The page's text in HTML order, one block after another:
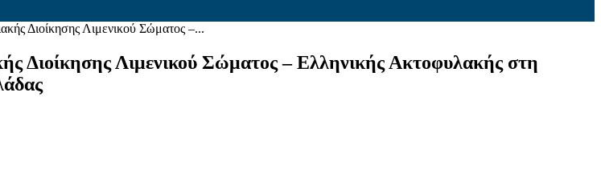
Διοίκησης Λιμενικού Σώματος –...
Διοίκησης Λιμενικού Σώματος – Ελληνικής Ακτοφυλακής στη